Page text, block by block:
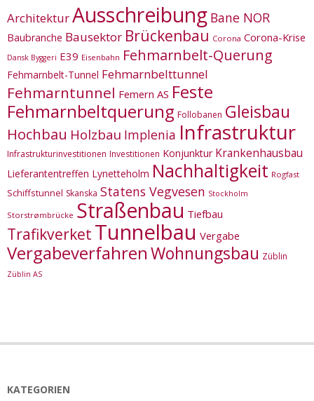
ArchitekturAusschreibung Bane NOR
Baubranche Bausektor Brückenbau Corona Corona-Krise
Dansk Byggeri E39 Eisenbahn Fehmarnbelt-Querung
Fehmarnbelt-Tunnel Fehmarnbelttunnel
Fehmarntunnel Femern AS Feste
Fehmarnbeltquerung Follobanen Gleisbau
Hochbau Holzbau Implenia Infrastruktur
Infrastrukturinvestitionen Investitionen Konjunktur Krankenhausbau
Lieferantentreffen Lynetteholm Nachhaltigkeit Rogfast
Schiffstunnel Skanska Statens Vegvesen Stockholm
Storstrømbrücke Straßenbau Tiefbau
Trafikverket Tunnelbau Vergabe
VergabeverfahrenWohnungsbau Züblin
Züblin AS
KATEGORIEN